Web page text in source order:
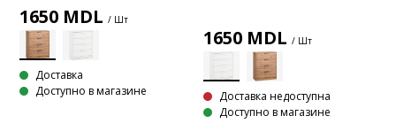
1650 MDL / Шт
Доставка
Доступно в магазине
1650 MDL / Шт
Доставка недоступна
Доступно в магазине